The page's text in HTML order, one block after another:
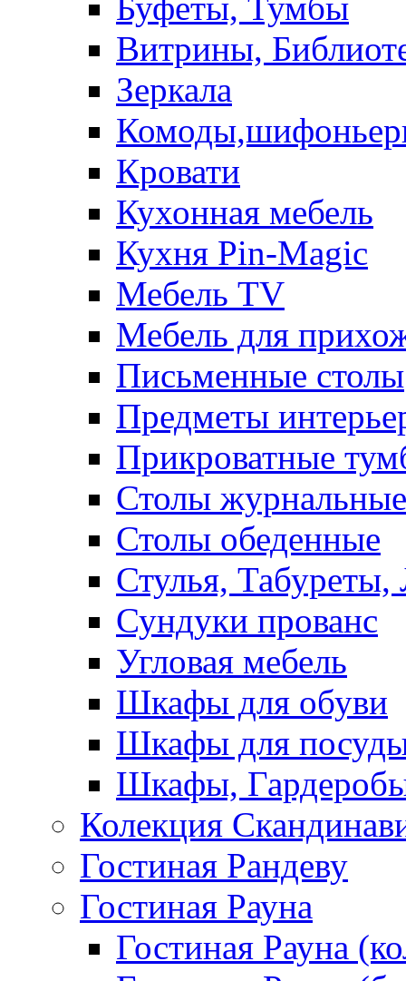
Буфеты, Тумбы
Витрины,
Зеркала
Кровати
Кухонная мебель
Кухня Pin-Magic
Мебель TV
Мебель для
Письменные столы
Предметы
Прикроватные
Столы журнальные
Столы обеденные
Стулья, Табуреты,
Сундуки прованс
Угловая мебель
Шкафы для обуви
Шкафы для
Шкафы,
Колекция
Гостиная Рандеву
Гостиная Рауна
Гостиная Рауна